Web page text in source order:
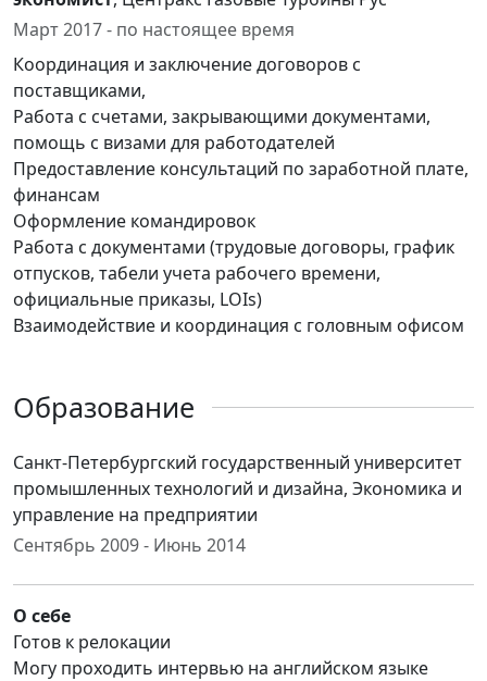
Март 2017 - по настоящее время
Координация и заключение договоров с
поставщиками,
Работа с счетами, закрывающими документами,
помощь с визами для работодателей
Предоставление консультаций по заработной плате,
финансам
Оформление командировок
Работа с документами (трудовые договоры, график
отпусков, табели учета рабочего времени,
официальные приказы, LOIs)
Взаимодействие и координация с головным офисом
Образование
Санкт-Петербургский государственный университет
промышленных технологий и дизайна, Экономика и
управление на предприятии
Сентябрь 2009 - Июнь 2014
О себе
Готов к релокации
Могу проходить интервью на английском языке